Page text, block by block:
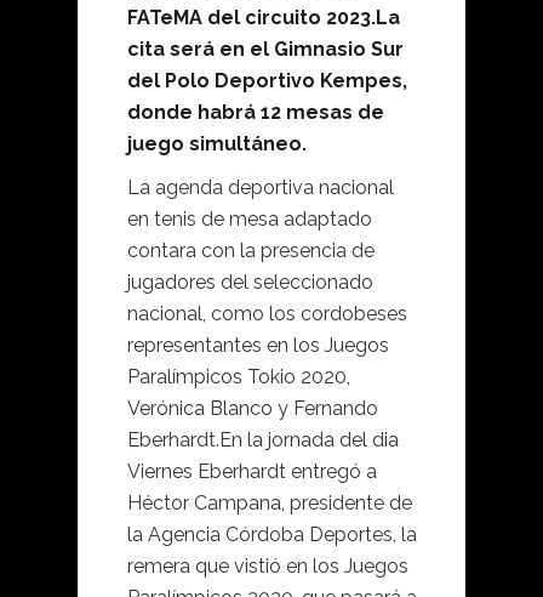
FATeMA del circuito 2023.La
cita será en el Gimnasio Sur
del Polo Deportivo Kempes,
donde habrá 12 mesas de
juego simultáneo.
La agenda deportiva nacional
en tenis de mesa adaptado
contara con la presencia de
jugadores del seleccionado
nacional, como los cordobeses
representantes en los Juegos
Paralímpicos Tokio 2020,
Verónica Blanco y Fernando
Eberhardt.En la jornada del dia
Viernes Eberhardt entregó a
Héctor Campana, presidente de
la Agencia Córdoba Deportes, la
remera que vistió en los Juegos